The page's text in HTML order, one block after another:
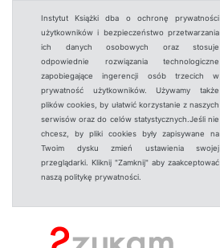
Instytut Książki dba o ochronę prywatności
użytkowników i bezpieczeństwo przetwarzania
ich danych osobowych oraz stosuje
odpowiednie rozwiązania technologiczne
zapobiegające ingerencji osób trzecich w
prywatność użytkowników. Używamy także
plików cookies, by ułatwić korzystanie z naszych
serwisów oraz do celów statystycznych.Jeśli nie
chcesz, by pliki cookies były zapisywane na
Twoim dysku zmień ustawienia swojej
przeglądarki. Kliknij "Zamknij" aby zaakceptować
naszą politykę prywatności.